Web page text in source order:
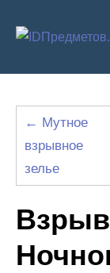
← Мутное
взрывное
зелье